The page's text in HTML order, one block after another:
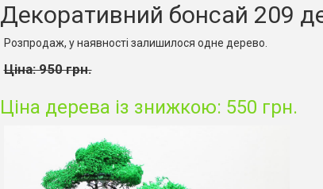
Декоративний бонсай 209
Розпродаж, у наявності залишилося одне дерево.
Ціна: 950 грн.
Ціна дерева із знижкою: 550 грн.